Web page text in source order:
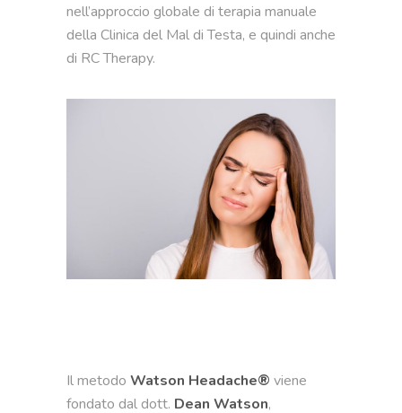
nell’approccio globale di terapia manuale
della Clinica del Mal di Testa, e quindi anche
di RC Therapy.
Il metodo Watson Headache® viene
fondato dal dott. Dean Watson,